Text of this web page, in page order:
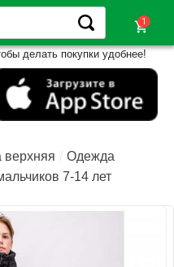
shopping_cart
делать покупки удобнее!
Одежда
7-14 лет